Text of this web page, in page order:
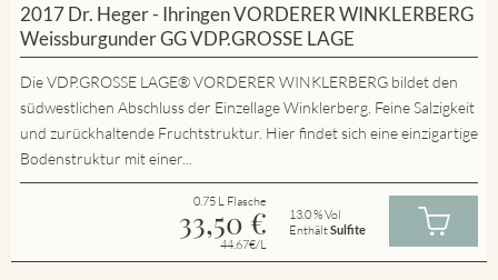
2017 Dr. Heger - Ihringen VORDERER WINKLERBERG
Weissburgunder GG VDP.GROSSE LAGE
Die VDP.GROSSE LAGE® VORDERER WINKLERBERG bildet den
südwestlichen Abschluss der Einzellage Winklerberg. Feine Salzigkeit
und zurückhaltende Fruchtstruktur. Hier findet sich eine einzigartige
Bodenstruktur mit einer...
0.75 L Flasche
33,50 €
44.67€/L
13.0 % Vol
EnthältSulfite